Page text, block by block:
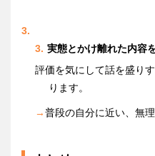
実態とかけ離れた内容
評価を気にして話を盛り
ります。
→普段の自分に近い、無